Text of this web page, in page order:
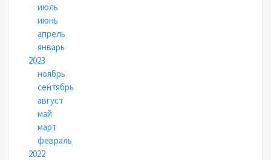
июль
июнь
апрель
январь
2023
ноябрь
сентябрь
август
май
март
февраль
2022